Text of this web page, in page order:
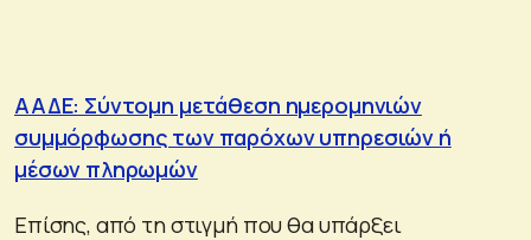
ΑΑΔΕ: Σύντομη μετάθεση ημερομηνιών
συμμόρφωσης των παρόχων υπηρεσιών ή
μέσων πληρωμών
Επίσης, από τη στιγμή που θα υπάρξει